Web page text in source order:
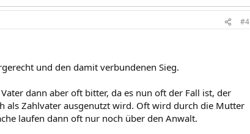
#4
und den damit verbundenen Sieg.
dann aber oft bitter, da es nun oft der Fall ist, der
als Zahlvater ausgenutzt wird. Oft wird durch die Mutter
laufen dann oft nur noch über den Anwalt.